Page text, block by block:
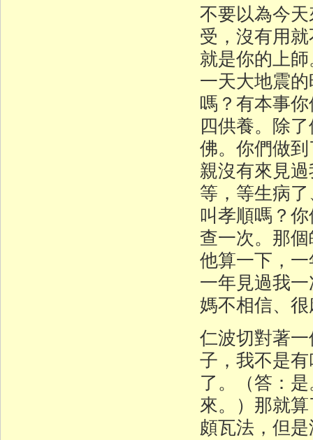
不要以為今
受，沒有用
就是你的上
一天大地震
嗎？有本事
四供養。除
佛。你們做
親沒有來見
等，等生病
叫孝順嗎？
查一次。那
他算一下，
一年見過我
媽不相信、
仁波切對著
子，我不是
了。（答：
來。）那就
頗瓦法，但